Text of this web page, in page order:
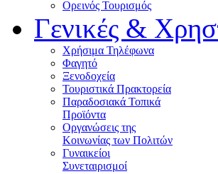
Ορεινός Τουρισμός
Γενικές &
Χρήσιμα Τηλέφωνα
Φαγητό
Ξενοδοχεία
Τουριστικά Πρακτορεία
Παραδοσιακά Τοπικά
Προϊόντα
Οργανώσεις της
Κοινωνίας των Πολιτών
Γυναικείοι
Συνεταιρισμοί